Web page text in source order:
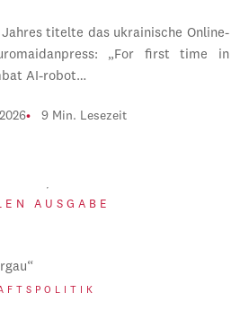
titelte das ukrainische Online-
„For first time in
AI-robot…
9 Min. Lesezeit
AUSGABE